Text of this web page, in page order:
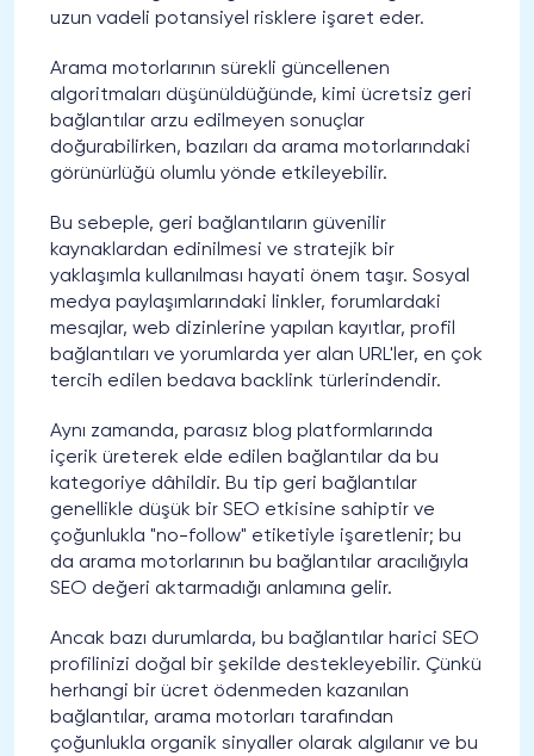
uzun vadeli potansiyel risklere işaret eder.
Arama motorlarının sürekli güncellenen
algoritmaları düşünüldüğünde, kimi ücretsiz geri
bağlantılar arzu edilmeyen sonuçlar
doğurabilirken, bazıları da arama motorlarındaki
görünürlüğü olumlu yönde etkileyebilir.
Bu sebeple, geri bağlantıların güvenilir
kaynaklardan edinilmesi ve stratejik bir
yaklaşımla kullanılması hayati önem taşır. Sosyal
medya paylaşımlarındaki linkler, forumlardaki
mesajlar, web dizinlerine yapılan kayıtlar, profil
bağlantıları ve yorumlarda yer alan URL'ler, en çok
tercih edilen bedava backlink türlerindendir.
Aynı zamanda, parasız blog platformlarında
içerik üreterek elde edilen bağlantılar da bu
kategoriye dâhildir. Bu tip geri bağlantılar
genellikle düşük bir SEO etkisine sahiptir ve
çoğunlukla "no-follow" etiketiyle işaretlenir; bu
da arama motorlarının bu bağlantılar aracılığıyla
SEO değeri aktarmadığı anlamına gelir.
Ancak bazı durumlarda, bu bağlantılar harici SEO
profilinizi doğal bir şekilde destekleyebilir. Çünkü
herhangi bir ücret ödenmeden kazanılan
bağlantılar, arama motorları tarafından
çoğunlukla organik sinyaller olarak algılanır ve bu